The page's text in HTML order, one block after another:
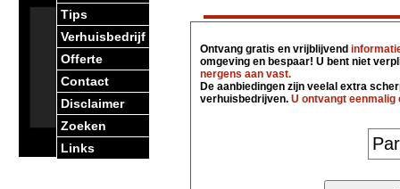
Tips
Verhuisbedrijf
Offerte
Contact
Disclaimer
Zoeken
Links
Ontvang gratis en vrijblijvend
omgeving en bespaar! U bent niet
nergens aan vast.
De aanbiedingen zijn veelal extra
verhuisbedrijven.U ontvangt eenmalig